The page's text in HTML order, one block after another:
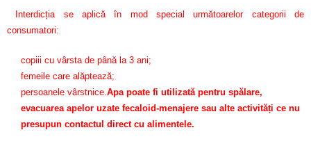
Interdicția se aplică în mod special următoarelor categorii de
consumatori:
copiii cu vârsta de până la 3 ani;
femeile care alăptează;
persoanele vârstnice. Apa poate fi utilizată pentru spălare,
evacuarea apelor uzate fecaloid-menajere sau alte activități ce nu
presupun contactul direct cu alimentele.